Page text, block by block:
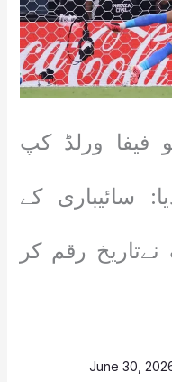
فیفا ورلڈ کپ
سائیباری کے
رقم کر
June 30,